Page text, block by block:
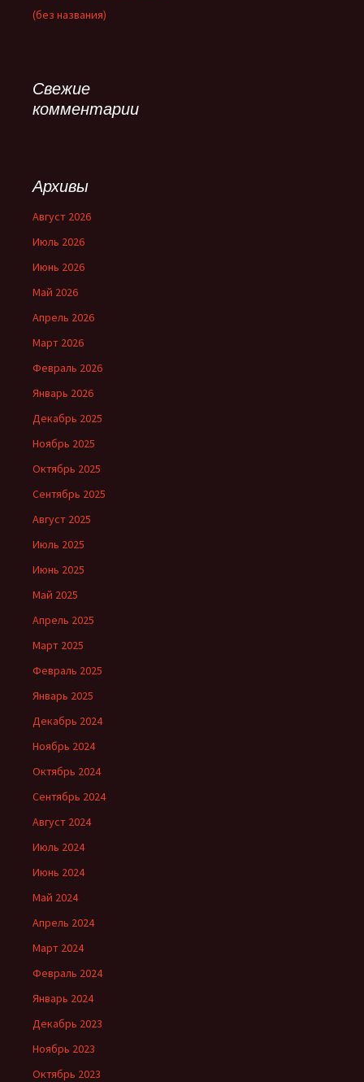
(без названия)
Свежие
комментарии
Архивы
Август 2026
Июль 2026
Июнь 2026
Май 2026
Апрель 2026
Март 2026
Февраль 2026
Январь 2026
Декабрь 2025
Ноябрь 2025
Октябрь 2025
Сентябрь 2025
Август 2025
Июль 2025
Июнь 2025
Май 2025
Апрель 2025
Март 2025
Февраль 2025
Январь 2025
Декабрь 2024
Ноябрь 2024
Октябрь 2024
Сентябрь 2024
Август 2024
Июль 2024
Июнь 2024
Май 2024
Апрель 2024
Март 2024
Февраль 2024
Январь 2024
Декабрь 2023
Ноябрь 2023
Октябрь 2023